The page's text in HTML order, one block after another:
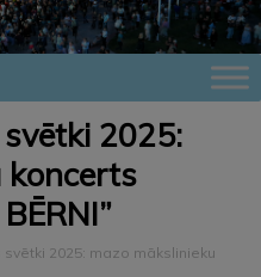
2025:
koncerts
2025: mazo mākslinieku